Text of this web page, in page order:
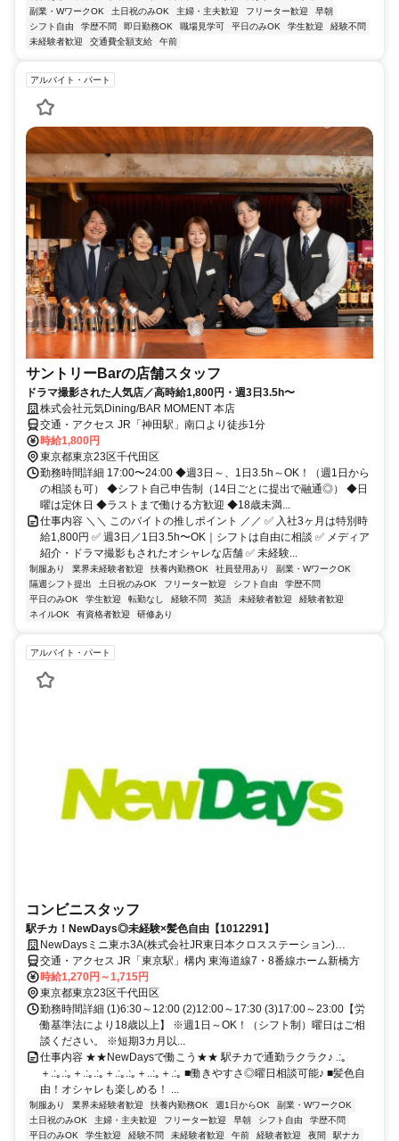
副業・WワークOK
土日祝のみOK 主婦・主夫歓迎 フリーター歓迎
早朝
シフト自由
学歴不問 即日勤務OK 職場見学可 平日のみOK 学生歓迎
経験不問
未経験者歓迎
交通費全額支給 午前
アルバイト・パート
サントリーBarの店舗スタッフ
ドラマ撮影された人気店／高時給1,800円・週3日3.5h〜
株式会社元気Dining/BAR MOMENT 本店
交通・アクセス JR「神田駅」南口より徒歩1分
時給1,800円
東京都東京23区千代田区
勤務時間詳細 17:00〜24:00 ◆週3日～、1日3.5h～OK！（週1日から
の相談も可） ◆シフト自己申告制（14日ごとに提出で融通◎） ◆日
曜は定休日 ◆ラストまで働ける方歓迎 ◆18歳未満...
仕事内容 ＼＼ このバイトの推しポイント ／／ ✅ 入社3ヶ月は特別時
給1,800円 ✅ 週3日／1日3.5h〜OK｜シフトは自由に相談 ✅ メディア
紹介・ドラマ撮影もされたオシャレな店舗 ✅ 未経験...
制服あり 業界未経験者歓迎 扶養内勤務OK 社員登用あり
副業・WワークOK
隔週シフト提出
土日祝のみOK フリーター歓迎 シフト自由
学歴不問
平日のみOK
学生歓迎 転勤なし 経験不問 英語 未経験者歓迎
経験者歓迎
ネイルOK
有資格者歓迎 研修あり
アルバイト・パート
コンビニスタッフ
駅チカ！NewDays◎未経験×髪色自由【1012291】
NewDaysミニ東ホ3A(株式会社JR東日本クロスステーション)
【1012291】
交通・アクセス JR「東京駅」構内 東海道線7・8番線ホーム新橋方
時給1,270円～1,715円
東京都東京23区千代田区
勤務時間詳細 (1)6:30～12:00 (2)12:00～17:30 (3)17:00～23:00【労
働基準法により18歳以上】 ※週1日～OK！（シフト制）曜日はご相
談ください。 ※短期3カ月以...
仕事内容 ★★NewDaysで働こう★★ 駅チカで通勤ラクラク♪ .:｡
＋.:｡.:｡＋.:｡.:｡＋.:｡.:｡＋..:｡＋.:｡ ■働きやすさ◎曜日相談可能♪ ■髪色自
由！オシャレも楽しめる！ ...
制服あり 業界未経験者歓迎 扶養内勤務OK 週1日からOK
副業・WワークOK
土日祝のみOK
主婦・主夫歓迎 フリーター歓迎 早朝 シフト自由
学歴不問
平日のみOK
学生歓迎 経験不問 未経験者歓迎 午前 経験者歓迎 夜間
駅ナカ